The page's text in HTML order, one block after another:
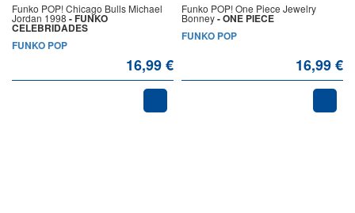
Funko POP! Chicago Bulls Michael
Jordan 1998 - FUNKO
CELEBRIDADES
FUNKO POP
16,99 €
Funko POP! One Piece Jewelry
Bonney- ONE PIECE
FUNKO POP
16,99 €